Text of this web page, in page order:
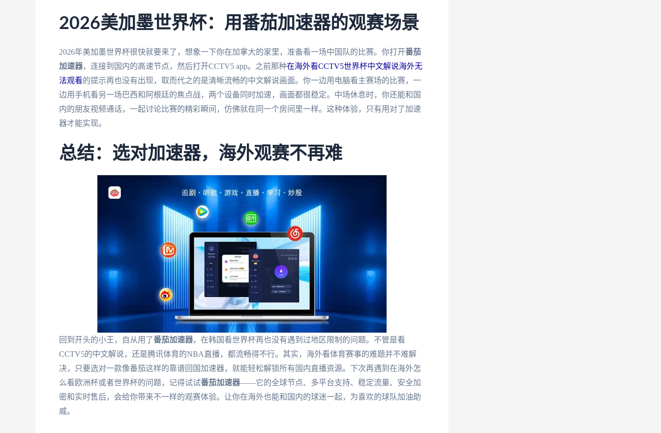
2026美加墨世界杯：用番茄加速器的观赛场景
2026年美加墨世界杯很快就要来了，想象一下你在加拿大的家里，准备看一场中国队的比赛。你打开番茄
加速器，连接到国内的高速节点，然后打开CCTV5 app。之前那种在海外看CCTV5世界杯中文解说海外无
法观看的提示再也没有出现，取而代之的是清晰流畅的中文解说画面。你一边用电脑看主赛场的比赛，一
边用手机看另一场巴西和阿根廷的焦点战，两个设备同时加速，画面都很稳定。中场休息时，你还能和国
内的朋友视频通话，一起讨论比赛的精彩瞬间，仿佛就在同一个房间里一样。这种体验，只有用对了加速
器才能实现。
总结：选对加速器，海外观赛不再难
回到开头的小王，自从用了番茄加速器，在韩国看世界杯再也没有遇到过地区限制的问题。不管是看
CCTV5的中文解说，还是腾讯体育的NBA直播，都流畅得不行。其实，海外看体育赛事的难题并不难解
决，只要选对一款像番茄这样的靠谱回国加速器，就能轻松解锁所有国内直播资源。下次再遇到在海外怎
么看欧洲杯或者世界杯的问题，记得试试番茄加速器——它的全球节点、多平台支持、稳定流量、安全加
密和实时售后，会给你带来不一样的观赛体验。让你在海外也能和国内的球迷一起，为喜欢的球队加油助
威。